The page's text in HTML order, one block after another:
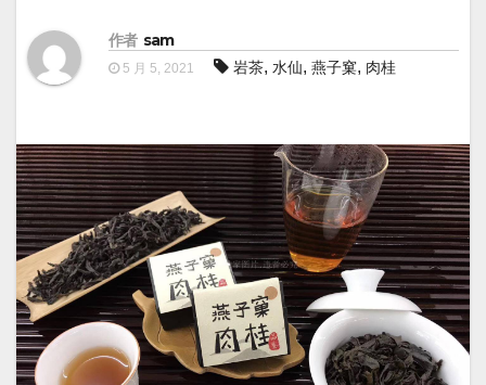
作者 sam
5 月 5, 2021 岩茶, 水仙, 燕子窠, 肉桂